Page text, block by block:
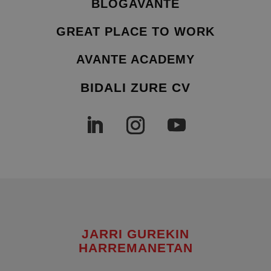
BLOGAVANTE
GREAT PLACE TO WORK
AVANTE ACADEMY
BIDALI ZURE CV
JARRI GUREKIN
HARREMANETAN